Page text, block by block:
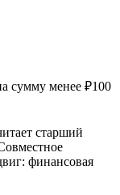
сумму менее ₽100
старший
финансовая